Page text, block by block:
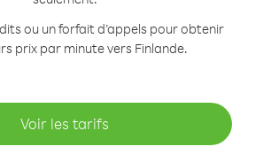
ou un forfait d’appels pour obtenir
prix par minute vers Finlande.
Voir les tarifs